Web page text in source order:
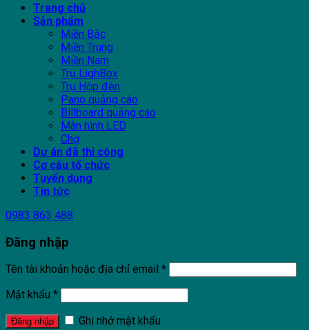
Trang chủ
Sản phẩm
Miền Bắc
Miền Trung
Miền Nam
Trụ LighBox
Trụ Hộp đèn
Pano quảng cáo
Billboard quảng cáo
Màn hình LED
Chợ
Dự án đã thi công
Cơ cấu tổ chức
Tuyển dụng
Tin tức
0983 863 488
Đăng nhập
Tên tài khoản hoặc địa chỉ email *
Mật khẩu *
Đăng nhập Ghi nhớ mật khẩu